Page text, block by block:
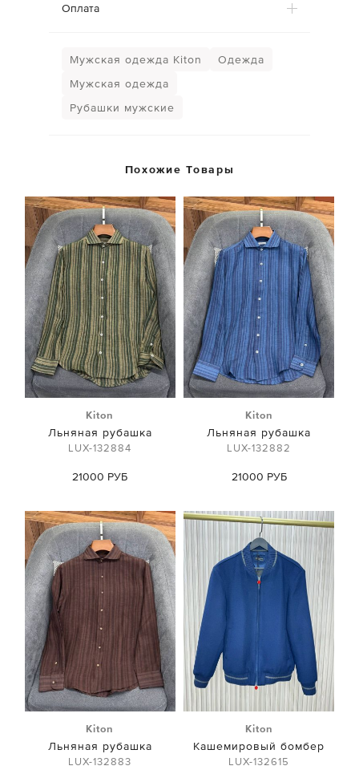
Оплата
Мужская одежда Kiton
Одежда
Мужская одежда
Рубашки мужские
Похожие Товары
Kiton
Льняная рубашка
LUX-132884
21000 РУБ
Kiton
Льняная рубашка
LUX-132882
21000 РУБ
Kiton
Льняная рубашка
LUX-132883
Kiton
Кашемировый бомбер
LUX-132615